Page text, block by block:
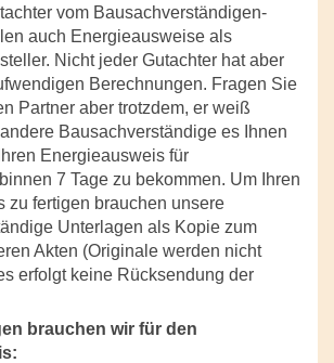
vom Bausachverständigen-
auch Energieausweise als
Nicht jeder Gutachter hat aber
Berechnungen. Fragen Sie
Partner aber trotzdem, er weiß
Bausachverständige es Ihnen
Energieausweis für
7 Tage zu bekommen. Um Ihren
zu fertigen brauchen unsere
Unterlagen als Kopie zum
Akten (Originale werden nicht
erfolgt keine Rücksendung der
brauchen wir für den